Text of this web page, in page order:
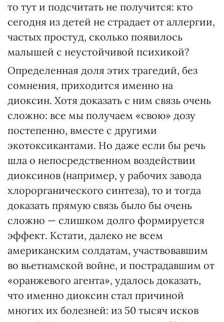
то тут и подсчитать не получится: кто
сегодня из детей не страдает от аллергии,
частых простуд, сколько появилось
малышей с неустойчивой психикой?
Определенная доля этих трагедий, без
сомнения, приходится именно на
диоксин. Хотя доказать с ним связь очень
сложно: все мы получаем «свою» дозу
постепенно, вместе с другими
экотоксикантами. Но даже если бы речь
шла о непосредственном воздействии
диоксинов (например, у рабочих завода
хлорорганического синтеза), то и тогда
доказать прямую связь было бы очень
сложно — слишком долго формируется
эффект. Кстати, далеко не всем
американским солдатам, участвовавшим
во вьетнамской войне, и пострадавшим от
«оранжевого агента», удалось доказать,
что именно диоксин стал причиной
многих их болезней: из 50 тысяч исков